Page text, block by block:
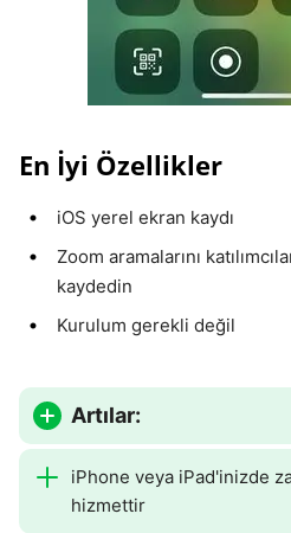
En İyi Özellikler
iOS yerel ekran kaydı
Zoom aramalarını
kaydedin
Kurulum gerekli değil
Artılar:
iPhone veya iPad'inizde
hizmettir